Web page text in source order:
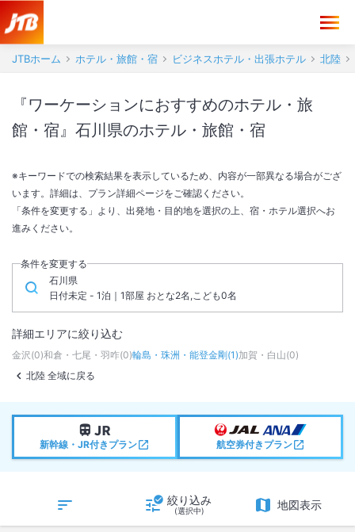
JTBホーム ホテル・旅館・宿 ビジネスホテル・出張ホテル 北陸
『ワーケーションにおすすめのホテル・旅
館・宿』石川県のホテル・旅館・宿
※キーワードでの検索結果を表示しているため、内容が一部異なる場合がござ
います。詳細は、プラン詳細ページをご確認ください。
「条件を変更する」より、出発地・目的地を選択の上、宿・ホテル選択へお
進みください。
条件を変更する
石川県
日付未定 - 1泊｜1部屋 おとな2名,こども0名
詳細エリアに絞り込む
金沢 (0)和倉・七尾・羽咋(0)輪島・珠洲・能登金剛(1)加賀・白山(0)
北陸 全域に戻る
新幹線・JR付きプラン 航空券付きプラン
絞り込み
(選択中) 地図表示